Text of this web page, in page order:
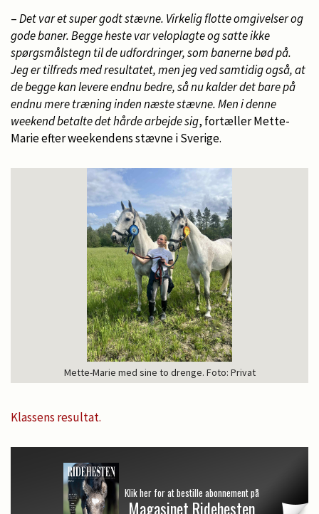
–Det var et super godt stævne. Virkelig flotte omgivelser og
gode baner. Begge heste var veloplagte og satte ikke
spørgsmålstegn til de udfordringer, som banerne bød på.
Jeg er tilfreds med resultatet, men jeg ved samtidig også, at
de begge kan levere endnu bedre, så nu kalder det bare på
endnu mere træning inden næste stævne. Men i denne
weekend betalte det hårde arbejde sig, fortæller Mette-
Marie efter weekendens stævne i Sverige.
Mette-Marie med sine to drenge. Foto: Privat
Klassens resultat.
Klik her for at bestille abonnement på
Magasinet Ridehesten